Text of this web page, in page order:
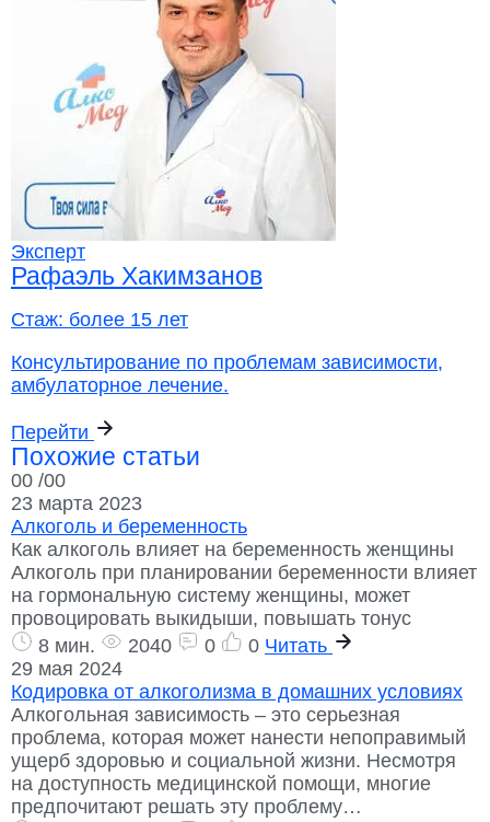
Эксперт
Рафаэль Хакимзанов
Стаж: более 15 лет
Консультирование по проблемам зависимости,
амбулаторное лечение.
Перейти
Похожие статьи
00 /00
23 марта 2023
Алкоголь и беременность
Как алкоголь влияет на беременность женщины
Алкоголь при планировании беременности влияет
на гормональную систему женщины, может
провоцировать выкидыши, повышать тонус
8 мин.
2040 0 0 Читать
29 мая 2024
Кодировка от алкоголизма в домашних условиях
Алкогольная зависимость – это серьезная
проблема, которая может нанести непоправимый
ущерб здоровью и социальной жизни. Несмотря
на доступность медицинской помощи, многие
предпочитают решать эту проблему…